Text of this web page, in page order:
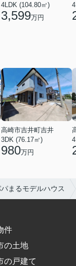
4LDK (104.80㎡)
3,599万円
高崎市吉井町吉井
3DK (76.17㎡)
980万円
まるモデルハウス
件
の土地
の戸建て